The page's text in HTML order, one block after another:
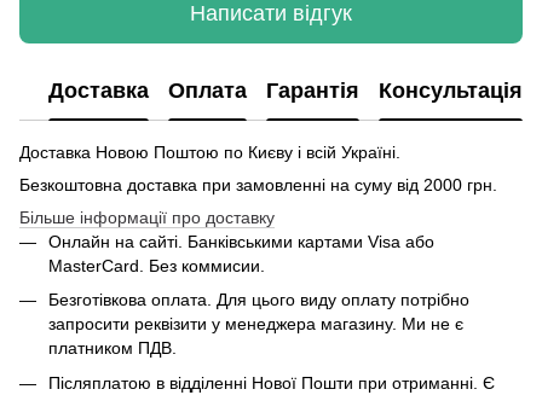
Написати відгук
Доставка Оплата Гарантія Консультація
Доставка Новою Поштою по Києву і всій Україні.
Безкоштовна доставка при замовленні на суму від 2000 грн.
Більше інформації про доставку
Онлайн на сайті. Банківськими картами Visa або
MasterCard. Без коммисии.
Безготівкова оплата. Для цього виду оплату потрібно
запросити реквізити у менеджера магазину. Ми не є
платником ПДВ.
Післяплатою в відділенні Нової Пошти при отриманні. Є